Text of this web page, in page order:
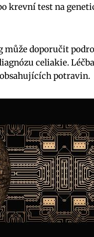
krevní test na
může doporučit
celiakie.
potravin.